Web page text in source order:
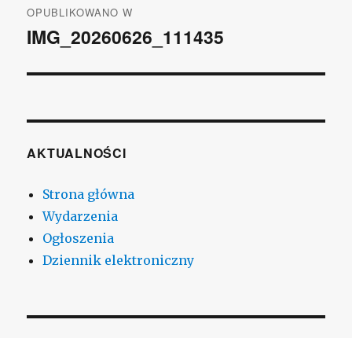
wpisu
OPUBLIKOWANO W
IMG_20260626_111435
AKTUALNOŚCI
Strona główna
Wydarzenia
Ogłoszenia
Dziennik elektroniczny